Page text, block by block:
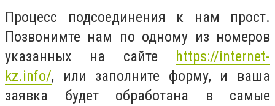
Процесс подсоединения к нам прост.
Позвонимте нам по одному из номеров
указанных на сайте
https://internet-
kz.info/, или заполните форму, и ваша
заявка будет обработана в самые